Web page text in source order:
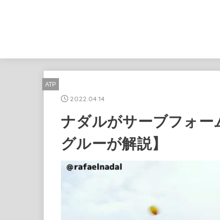
ATP
2022.04.14
ナダルがサーブフォ
グルーが解説】